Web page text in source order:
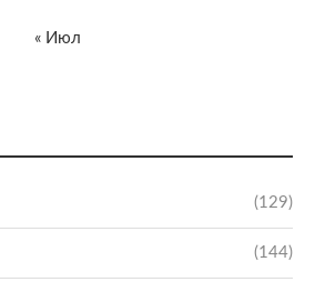
(129)
(144)
« Июл